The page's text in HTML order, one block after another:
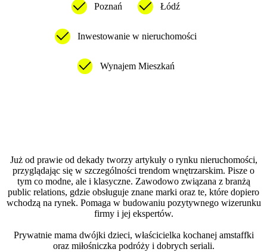
Poznań Łódź
Inwestowanie w nieruchomości
Wynajem Mieszkań
Już od prawie od dekady tworzy artykuły o rynku nieruchomości,
przyglądając się w szczególności trendom wnętrzarskim. Pisze o
tym co modne, ale i klasyczne. Zawodowo związana z branżą
public relations, gdzie obsługuje znane marki oraz te, które dopiero
wchodzą na rynek. Pomaga w budowaniu pozytywnego wizerunku
firmy i jej ekspertów.
Prywatnie mama dwójki dzieci, właścicielka kochanej amstaffki
oraz miłośniczka podróży i dobrych seriali.